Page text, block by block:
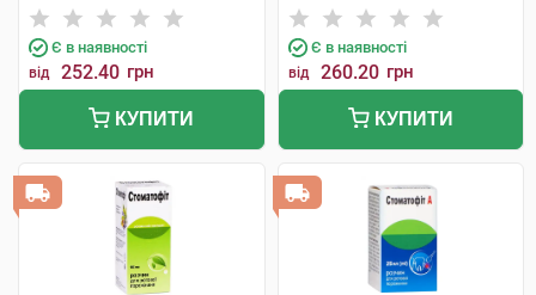
Є в наявності
від 252.40 грн
КУПИТИ
Є в наявності
від 260.20 грн
КУПИТИ